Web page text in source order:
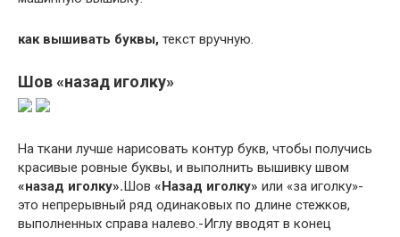
как вышивать буквы, текст вручную.
Шов «назад иголку»
На ткани лучше нарисовать контур букв, чтобы получись
красивые ровные буквы, и выполнить вышивку швом
«назад иголку».Шов «Назад иголку» или «за иголку»-
это непрерывный ряд одинаковых по длине стежков,
выполненных справа налево.-Иглу вводят в конец